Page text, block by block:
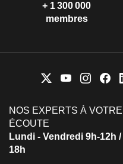
+ 1 300 000
membres
NOS EXPERTS À VOTRE
ÉCOUTE
Lundi - Vendredi 9h-12h /
18h